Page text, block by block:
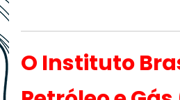
O Instituto